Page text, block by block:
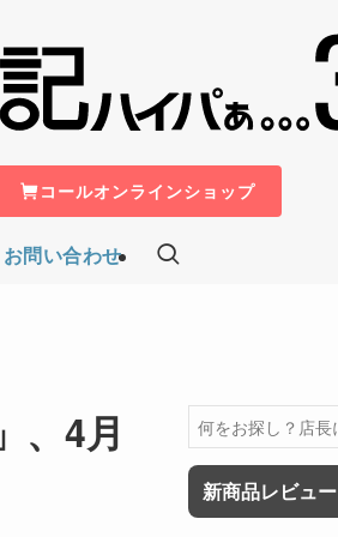
お問い合わせ
コールオンラインショップ
、4月
検
索
新商品レビュー